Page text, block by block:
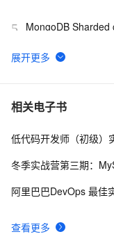
5 MongoDB Sharded
6 Redis Stream——作
7 在Docker上玩转
8 DRDS 数据恢复重
相关电子书
查看更多
低代码开发师（初级）
冬季实战营第三期：
阿里巴巴DevOps 最佳